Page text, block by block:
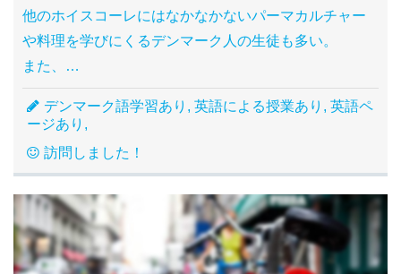
他のホイスコーレにはなかなかないパーマカルチャー
や料理を学びにくるデンマーク人の生徒も多い。
また、…
デンマーク語学習あり, 英語による授業あり, 英語ペ
ージあり,
訪問しました！